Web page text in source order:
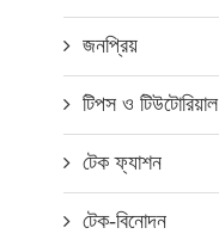
জনপ্রিয়
টিপস ও টিউটোরিয়াল
টেক ফ্যাশন
টেক-বিনোদন